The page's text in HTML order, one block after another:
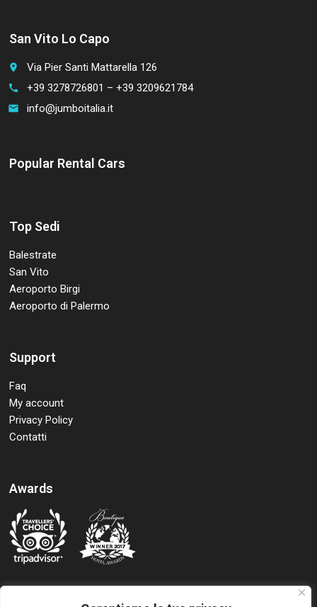
San Vito Lo Capo
place Via Pier Santi Mattarella 126
call +39 3278726801 – +39 3209621784
email info@jumboitalia.it
Popular Rental Cars
Top Sedi
Balestrate
San Vito
Aeroporto Birgi
Aeroporto di Palermo
Support
Faq
My account
Privacy Policy
Contatti
Awards